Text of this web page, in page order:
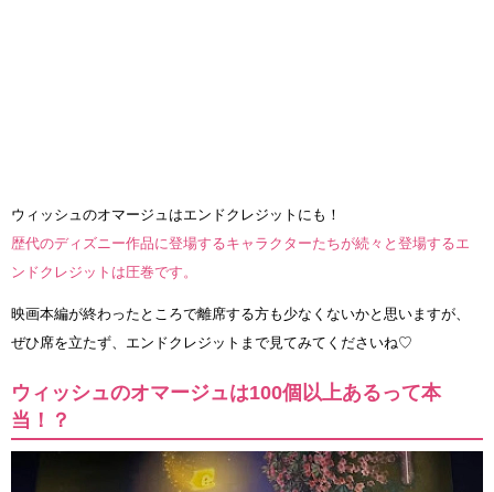
ウィッシュのオマージュはエンドクレジットにも！
歴代のディズニー作品に登場するキャラクターたちが続々と登場するエ
ンドクレジットは圧巻です。
映画本編が終わったところで離席する方も少なくないかと思いますが、
ぜひ席を立たず、エンドクレジットまで見てみてくださいね♡
ウィッシュのオマージュは100個以上あるって本
当！？